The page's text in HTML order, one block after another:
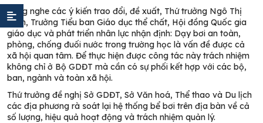
Lắng nghe các ý kiến trao đổi, đề xuất, Thứ trưởng Ngô Thị
Minh, Trưởng Tiểu ban Giáo dục thể chất, Hội đồng Quốc gia
giáo dục và phát triển nhân lực nhận định: Dạy bơi an toàn,
phòng, chống đuối nước trong trường học là vấn đề được cả
xã hội quan tâm. Để thực hiện được công tác này trách nhiệm
không chỉ ở Bộ GDĐT mà cần có sự phối kết hợp với các bộ,
ban, ngành và toàn xã hội.
Thứ trưởng đề nghị Sở GDĐT, Sở Văn hoá, Thể thao và Du lịch
các địa phương rà soát lại hệ thống bể bơi trên địa bàn về cả
số lượng, hiệu quả hoạt động và trách nhiệm quản lý.